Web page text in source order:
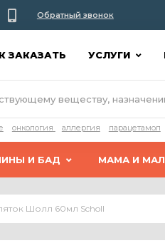
Обратный звонок
ЗАКАЗАТЬ УСЛУГИ
онкология аллергия парацетамол
И БАД МАМА И
Шолл 60мл Scholl